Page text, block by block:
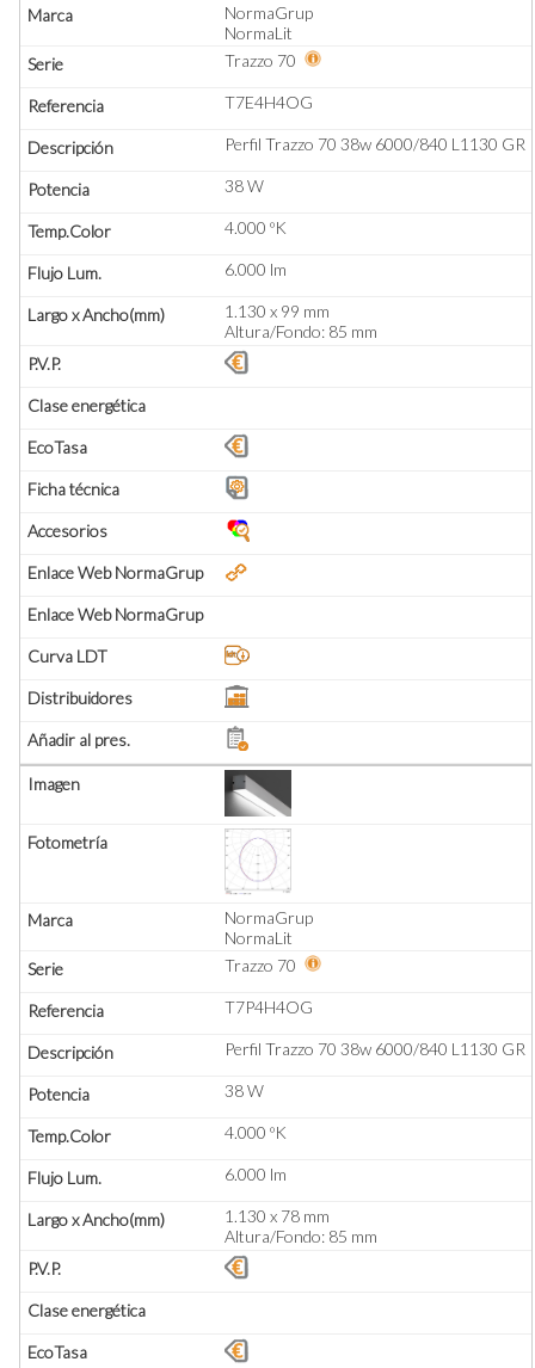
NormaGrup
NormaLit
Trazzo 70
T7E4H4OG
Perfil Trazzo 70 38w 6000/840 L1130 GR
38 W
4.000 ºK
6.000 lm
1.130 x 99 mm
Altura/Fondo: 85 mm
NormaGrup
NormaLit
Trazzo 70
T7P4H4OG
Perfil Trazzo 70 38w 6000/840 L1130 GR
38 W
4.000 ºK
6.000 lm
1.130 x 78 mm
Altura/Fondo: 85 mm